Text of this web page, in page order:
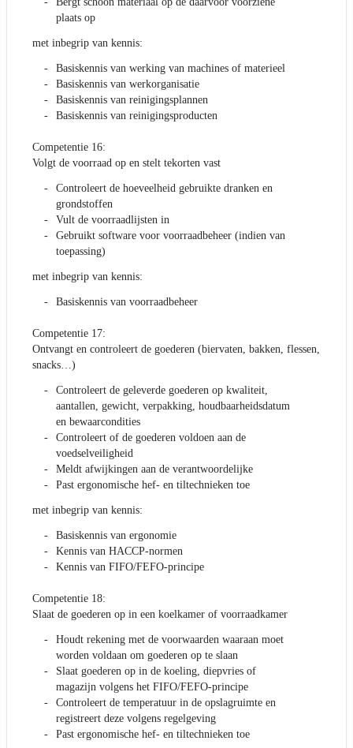
plaats op
met inbegrip van kennis:
Basiskennis van werking van machines of materieel
Basiskennis van werkorganisatie
Basiskennis van reinigingsplannen
Basiskennis van reinigingsproducten
Competentie 16:
Volgt de voorraad op en stelt tekorten vast
Controleert de hoeveelheid gebruikte dranken en
grondstoffen
Vult de voorraadlijsten in
Gebruikt software voor voorraadbeheer (indien van
toepassing)
met inbegrip van kennis:
Basiskennis van voorraadbeheer
Competentie 17:
Ontvangt en controleert de goederen (biervaten, bakken, flessen,
snacks…)
Controleert de geleverde goederen op kwaliteit,
aantallen, gewicht, verpakking, houdbaarheidsdatum
en bewaarcondities
Controleert of de goederen voldoen aan de
voedselveiligheid
Meldt afwijkingen aan de verantwoordelijke
Past ergonomische hef- en tiltechnieken toe
met inbegrip van kennis:
Basiskennis van ergonomie
Kennis van HACCP-normen
Kennis van FIFO/FEFO-principe
Competentie 18:
Slaat de goederen op in een koelkamer of voorraadkamer
Houdt rekening met de voorwaarden waaraan moet
worden voldaan om goederen op te slaan
Slaat goederen op in de koeling, diepvries of
magazijn volgens het FIFO/FEFO-principe
Controleert de temperatuur in de opslagruimte en
registreert deze volgens regelgeving
Past ergonomische hef- en tiltechnieken toe